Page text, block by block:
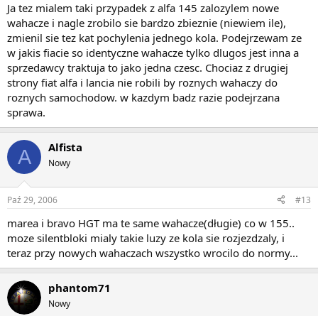
Ja tez mialem taki przypadek z alfa 145 zalozylem nowe
wahacze i nagle zrobilo sie bardzo zbieznie (niewiem ile),
zmienil sie tez kat pochylenia jednego kola. Podejrzewam ze
w jakis fiacie so identyczne wahacze tylko dlugos jest inna a
sprzedawcy traktuja to jako jedna czesc. Chociaz z drugiej
strony fiat alfa i lancia nie robili by roznych wahaczy do
roznych samochodow. w kazdym badz razie podejrzana
sprawa.
A Alfista
Nowy
Paź 29, 2006 #13
marea i bravo HGT ma te same wahacze(długie) co w 155..
moze silentbloki mialy takie luzy ze kola sie rozjezdzaly, i
teraz przy nowych wahaczach wszystko wrocilo do normy...
phantom71
Nowy